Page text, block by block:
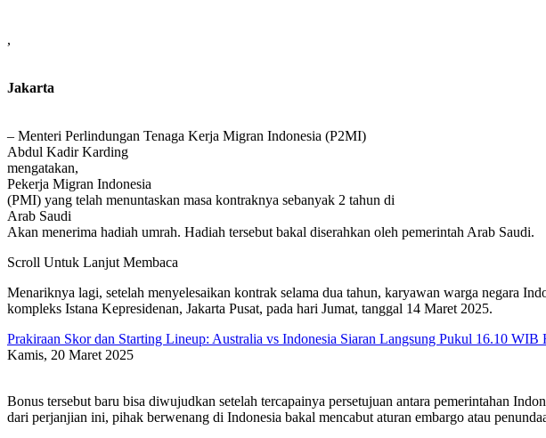
,
Jakarta
– Menteri Perlindungan Tenaga Kerja Migran Indonesia (P2MI)
Abdul Kadir Karding
mengatakan,
Pekerja Migran Indonesia
(PMI) yang telah menuntaskan masa kontraknya sebanyak 2 tahun di
Arab Saudi
Akan menerima hadiah umrah. Hadiah tersebut bakal diserahkan oleh pemerintah Arab Saudi.
Scroll Untuk Lanjut Membaca
Menariknya lagi, setelah menyelesaikan kontrak selama dua tahun, karyawan warga negara
kompleks Istana Kepresidenan, Jakarta Pusat, pada hari Jumat, tanggal 14 Maret 2025.
Prakiraan Skor dan Starting Lineup: Australia vs Indonesia Siaran Langsung Pukul 16.10 WIB
Kamis, 20 Maret 2025
Bonus tersebut baru bisa diwujudkan setelah tercapainya persetujuan antara pemerintahan
dari perjanjian ini, pihak berwenang di Indonesia bakal mencabut aturan embargo atau